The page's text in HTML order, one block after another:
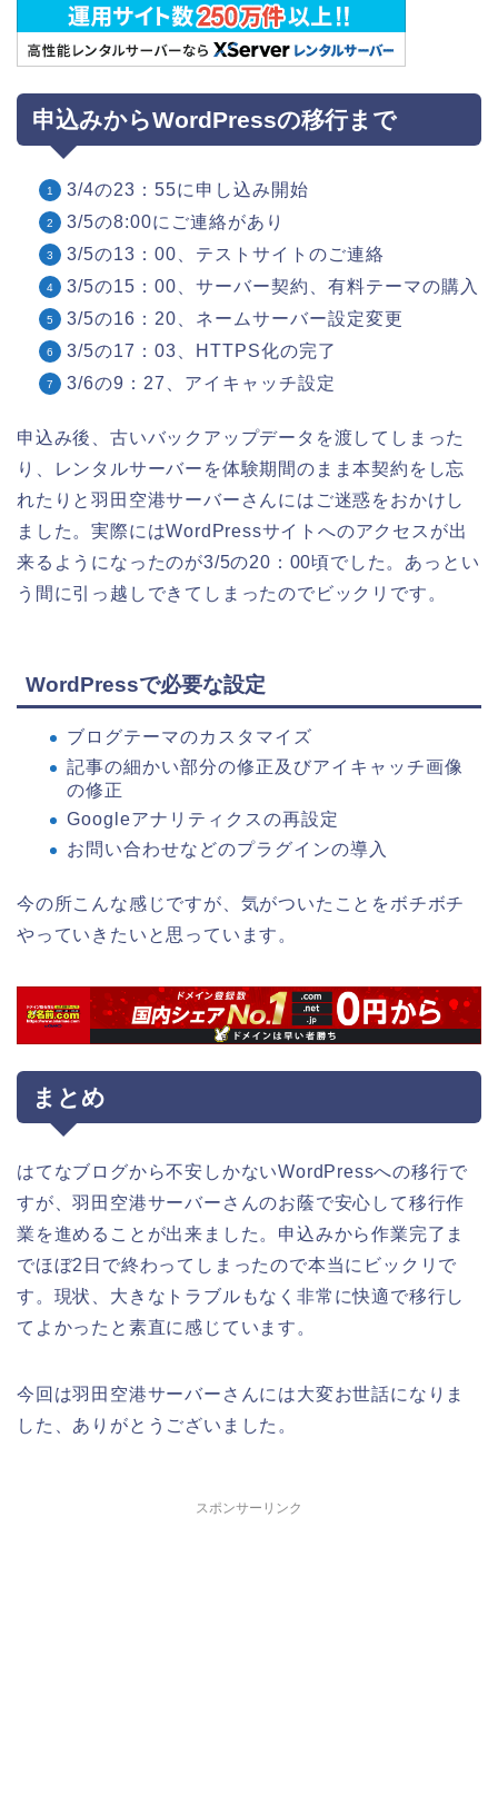
申込みからWordPressの移行まで
3/4の23：55に申し込み開始
3/5の8:00にご連絡があり
3/5の13：00、テストサイトのご連絡
3/5の15：00、サーバー契約、有料テーマの購入
3/5の16：20、ネームサーバー設定変更
3/5の17：03、HTTPS化の完了
3/6の9：27、アイキャッチ設定
申込み後、古いバックアップデータを渡してしまった
り、レンタルサーバーを体験期間のまま本契約をし忘
れたりと羽田空港サーバーさんにはご迷惑をおかけし
ました。実際にはWordPressサイトへのアクセスが出
来るようになったのが3/5の20：00頃でした。あっとい
う間に引っ越しできてしまったのでビックリです。
WordPressで必要な設定
ブログテーマのカスタマイズ
記事の細かい部分の修正及びアイキャッチ画像
の修正
Googleアナリティクスの再設定
お問い合わせなどのプラグインの導入
今の所こんな感じですが、気がついたことをボチボチ
やっていきたいと思っています。
まとめ
はてなブログから不安しかないWordPressへの移行で
すが、羽田空港サーバーさんのお蔭で安心して移行作
業を進めることが出来ました。申込みから作業完了ま
でほぼ2日で終わってしまったので本当にビックリで
す。現状、大きなトラブルもなく非常に快適で移行し
てよかったと素直に感じています。
今回は羽田空港サーバーさんには大変お世話になりま
した、ありがとうございました。
スポンサーリンク